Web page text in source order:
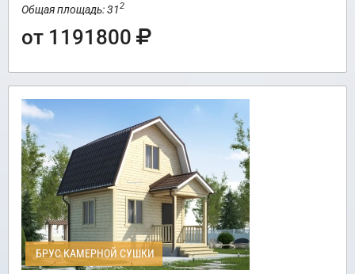
Общая площадь: 312
от 1191800
БРУС КАМЕРНОЙ СУШКИ